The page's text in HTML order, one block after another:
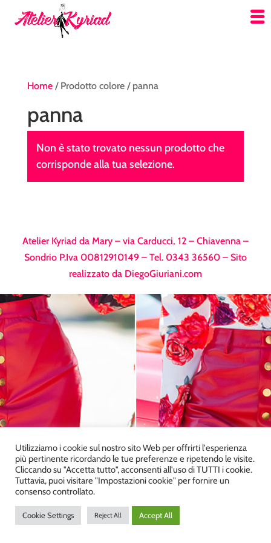
Home/ Prodotto colore / panna
panna
Non è stato trovato nessun prodotto che
corrisponde alla tua selezione.
Atelier Kyriad da Mary – via Carducci, 12 – Chiavenna –
Sondrio P.Iva 00812910149 – Tel. 0343 36560 – Sito
realizzato da DiegoGiuriani.com
Utilizziamo i cookie sul nostro sito Web per offrirti l'esperienza
più pertinente ricordando le tue preferenze e ripetendo le visite.
Cliccando su "Accetta tutto", acconsenti all'uso di TUTTI i cookie.
Tuttavia, puoi visitare "Impostazioni cookie" per fornire un
consenso controllato.
Cookie Settings Reject All Accept All